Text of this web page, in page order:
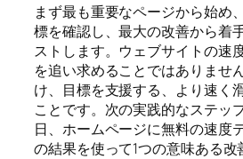
まず最も重要なページから始め
標を確認し、最大の改善から着
ストします。ウェブサイトの速
を追い求めることではありませ
け、目標を支援する、より速く
ことです。次の実践的なステッ
日、ホームページに無料の速度
の結果を使って1つの意味ある改